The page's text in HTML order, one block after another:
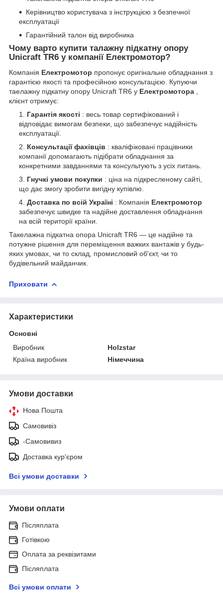
Керівництво користувача з інструкцією з безпечної
експлуатації
Гарантійний талон від виробника
Чому варто купити талажну підкатну опору
Unicraft TR6 у компанії Електромотор?
Компанія Електромотор пропонує оригінальне обладнання з
гарантією якості та професійною консультацією. Купуючи
таелажну підкатну опору Unicraft TR6 у Електромотора
клієнт отримує:
Гарантія якості : весь товар сертифікований і
відповідає вимогам безпеки, що забезпечує надійність
експлуатації.
Консультації фахівців : кваліфіковані працівники
компанії допомагають підібрати обладнання за
конкретними завданнями та консультують з усіх питань.
Гнучкі умови покупки : ціна на підкресленому сайті,
що дає змогу зробити вигідну купівлю.
Доставка по всій Україні : Компанія Електромотор
забезпечує швидке та надійне доставлення обладнання
на всій території країни.
Такелажна підкатна опора Unicraft TR6 — це надійне та
потужне рішення для переміщення важких вантажів у будь-
яких умовах, чи то склад, промисловий об'єкт, чи то
будівельний майданчик.
Приховати
Характеристики
Основні
Виробник
Holzstar
Країна виробник
Німеччина
Умови доставки
Нова Пошта
Самовивіз
-Самовивиз
Доставка кур'єром
Всі умови доставки
Умови оплати
Післяплата
Готівкою
Оплата за реквізитами
Післяплата
Всі умови оплати